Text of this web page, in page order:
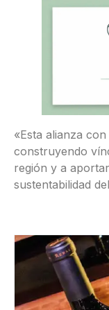
«Esta alianza
construyendo
región y a
sustentabilidad